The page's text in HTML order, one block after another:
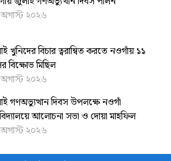
২০২৬
খুনিদের বিচার ত্বরান্বিত করতে ‎নওগাঁয় ১১
বিক্ষোভ মিছিল
২০২৬
গণঅভ্যুত্থান দিবস উপলক্ষে নওগাঁ
আলোচনা সভা ও দোয়া মাহফিল
২০২৬